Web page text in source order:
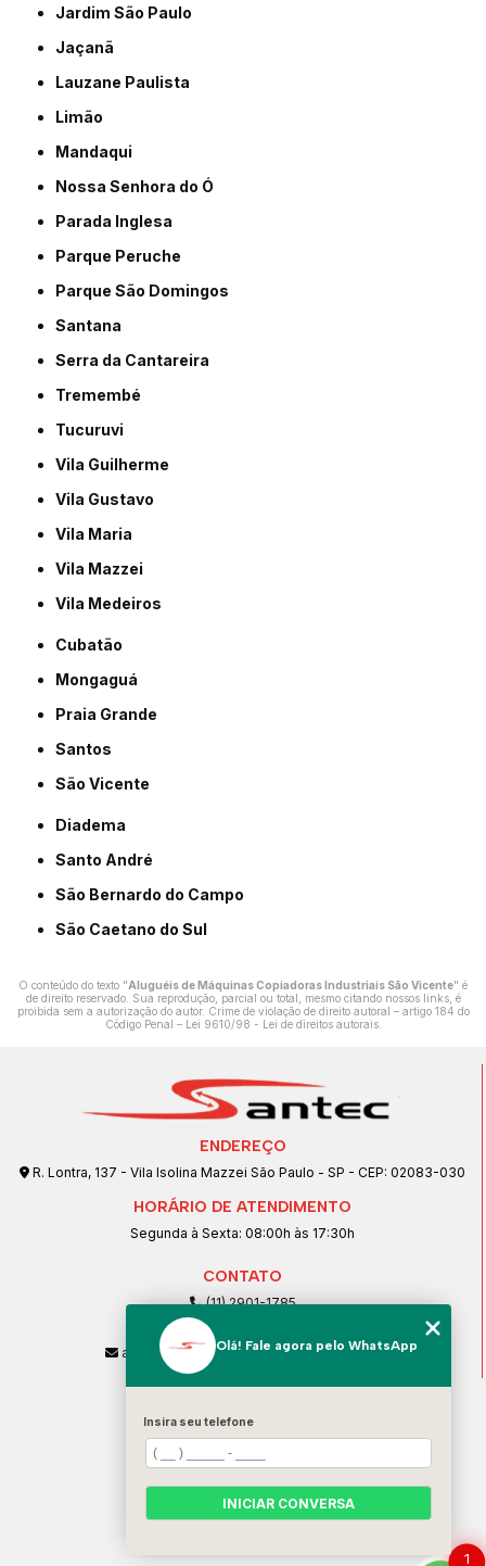
Jardim São Paulo
Jaçanã
Lauzane Paulista
Limão
Mandaqui
Nossa Senhora do Ó
Parada Inglesa
Parque Peruche
Parque São Domingos
Santana
Serra da Cantareira
Tremembé
Tucuruvi
Vila Guilherme
Vila Gustavo
Vila Maria
Vila Mazzei
Vila Medeiros
Cubatão
Mongaguá
Praia Grande
Santos
São Vicente
Diadema
Santo André
São Bernardo do Campo
São Caetano do Sul
O conteúdo do texto "Aluguéis de Máquinas Copiadoras Industriais São Vicente" é
de direito reservado. Sua reprodução, parcial ou total, mesmo citando nossos links, é
proibida sem a autorização do autor. Crime de violação de direito autoral – artigo 184 do
Código Penal – Lei 9610/98 - Lei de direitos autorais.
ENDEREÇO
R. Lontra, 137 - Vila Isolina Mazzei São Paulo - SP - CEP: 02083-030
HORÁRIO DE ATENDIMENTO
Segunda à Sexta: 08:00h às 17:30h
CONTATO
(11) 2901-1785
(11) 99239-1832
atendimento@santeccopiadoras.com.br
Home
Empresa
SERVIÇOS
Contato
1
Olá! Fale agora pelo WhatsApp
Insira seu telefone
INICIAR CONVERSA